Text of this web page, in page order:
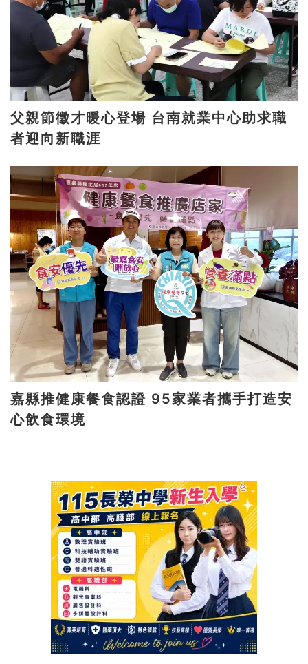
父親節徵才暖心登場 台南就業中心助求職
者迎向新職涯
嘉縣推健康餐食認證 95家業者攜手打造安
心飲食環境